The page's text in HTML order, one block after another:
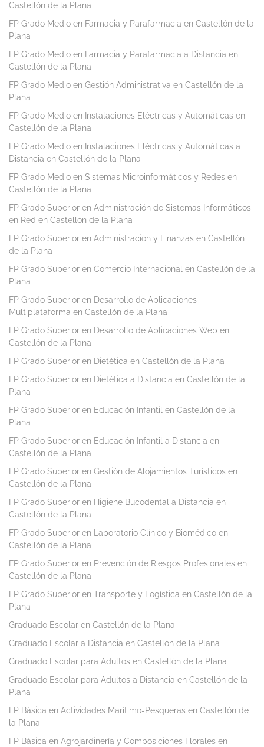
Castellón de la Plana
FP Grado Medio en Farmacia y Parafarmacia en Castellón de la
Plana
FP Grado Medio en Farmacia y Parafarmacia a Distancia en
Castellón de la Plana
FP Grado Medio en Gestión Administrativa en Castellón de la
Plana
FP Grado Medio en Instalaciones Eléctricas y Automáticas en
Castellón de la Plana
FP Grado Medio en Instalaciones Eléctricas y Automáticas a
Distancia en Castellón de la Plana
FP Grado Medio en Sistemas Microinformáticos y Redes en
Castellón de la Plana
FP Grado Superior en Administración de Sistemas Informáticos
en Red en Castellón de la Plana
FP Grado Superior en Administración y Finanzas en Castellón
de la Plana
FP Grado Superior en Comercio Internacional en Castellón de la
Plana
FP Grado Superior en Desarrollo de Aplicaciones
Multiplataforma en Castellón de la Plana
FP Grado Superior en Desarrollo de Aplicaciones Web en
Castellón de la Plana
FP Grado Superior en Dietética en Castellón de la Plana
FP Grado Superior en Dietética a Distancia en Castellón de la
Plana
FP Grado Superior en Educación Infantil en Castellón de la
Plana
FP Grado Superior en Educación Infantil a Distancia en
Castellón de la Plana
FP Grado Superior en Gestión de Alojamientos Turísticos en
Castellón de la Plana
FP Grado Superior en Higiene Bucodental a Distancia en
Castellón de la Plana
FP Grado Superior en Laboratorio Clínico y Biomédico en
Castellón de la Plana
FP Grado Superior en Prevención de Riesgos Profesionales en
Castellón de la Plana
FP Grado Superior en Transporte y Logística en Castellón de la
Plana
Graduado Escolar en Castellón de la Plana
Graduado Escolar a Distancia en Castellón de la Plana
Graduado Escolar para Adultos en Castellón de la Plana
Graduado Escolar para Adultos a Distancia en Castellón de la
Plana
FP Básica en Actividades Marítimo-Pesqueras en Castellón de
la Plana
FP Básica en Agrojardinería y Composiciones Florales en